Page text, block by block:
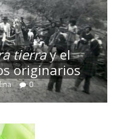
tierray el
originarios
0